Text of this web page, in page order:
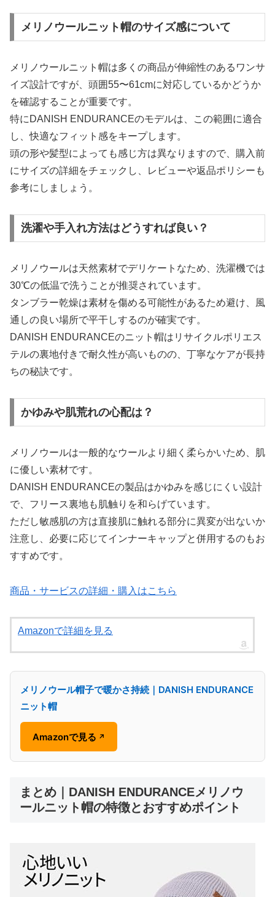
メリノウールニット帽のサイズ感について
メリノウールニット帽は多くの商品が伸縮性のあるワンサ
イズ設計ですが、頭囲55〜61cmに対応しているかどうか
を確認することが重要です。
特にDANISH ENDURANCEのモデルは、この範囲に適合
し、快適なフィット感をキープします。
頭の形や髪型によっても感じ方は異なりますので、購入前
にサイズの詳細をチェックし、レビューや返品ポリシーも
参考にしましょう。
洗濯や手入れ方法はどうすれば良い？
メリノウールは天然素材でデリケートなため、洗濯機では
30℃の低温で洗うことが推奨されています。
タンブラー乾燥は素材を傷める可能性があるため避け、風
通しの良い場所で平干しするのが確実です。
DANISH ENDURANCEのニット帽はリサイクルポリエス
テルの裏地付きで耐久性が高いものの、丁寧なケアが長持
ちの秘訣です。
かゆみや肌荒れの心配は？
メリノウールは一般的なウールより細く柔らかいため、肌
に優しい素材です。
DANISH ENDURANCEの製品はかゆみを感じにくい設計
で、フリース裏地も肌触りを和らげています。
ただし敏感肌の方は直接肌に触れる部分に異変が出ないか
注意し、必要に応じてインナーキャップと併用するのもお
すすめです。
商品・サービスの詳細・購入はこちら
Amazonで詳細を見る
メリノウール帽子で暖かさ持続｜DANISH ENDURANCE
ニット帽
Amazonで見る ↗
まとめ｜DANISH ENDURANCEメリノウ
ールニット帽の特徴とおすすめポイント